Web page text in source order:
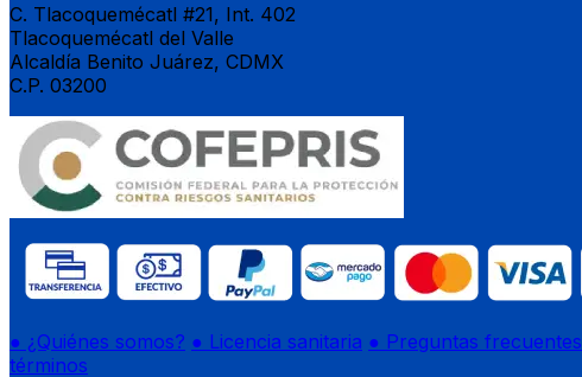
C. Tlacoquemécatl #21, Int. 402
Tlacoquemécatl del Valle
Alcaldía Benito Juárez, CDMX
C.P. 03200
● ¿Quiénes somos? ● Licencia sanitaria ● Preguntas frecuentes
términos